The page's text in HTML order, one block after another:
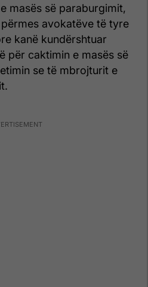
masës së paraburgimit,
avokatëve të tyre
kanë kundërshtuar
për caktimin e masës së
se të mbrojturit e